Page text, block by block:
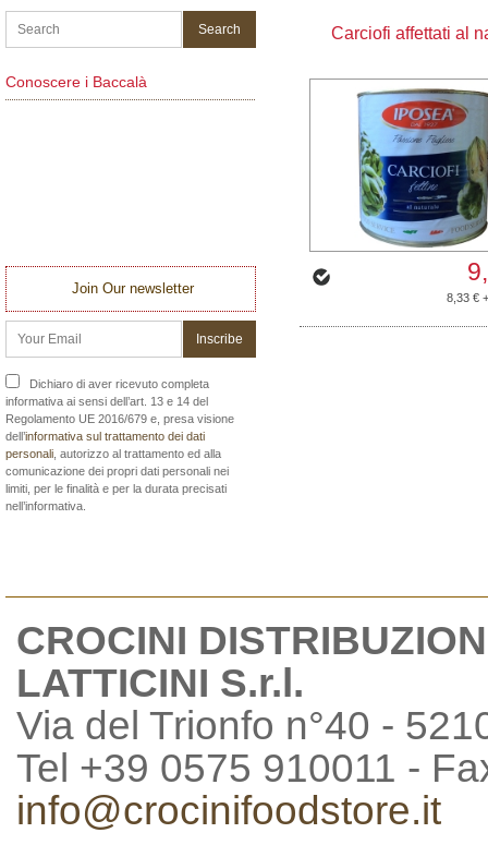
Conoscere i Baccalà
Join Our newsletter
Dichiaro di aver ricevuto completa
informativa ai sensi dell’art. 13 e 14 del
Regolamento UE 2016/679 e, presa visione
dell’informativa sul trattamento dei dati
personali , autorizzo al trattamento ed alla
comunicazione dei propri dati personali nei
limiti, per le finalità e per la durata precisati
nell’informativa.
Carciofi affettati al
8,33 €
CROCINI
LATTICINI S.r.l.
Via del Trionfo n°40 -
Tel +39 0575 910011 -
info@crocinifoodstore.it